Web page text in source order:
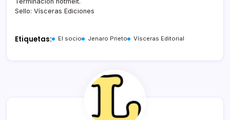
Sello: Vísceras Ediciones
Etiquetas: El socio Jenaro Prieto Vísceras Editorial